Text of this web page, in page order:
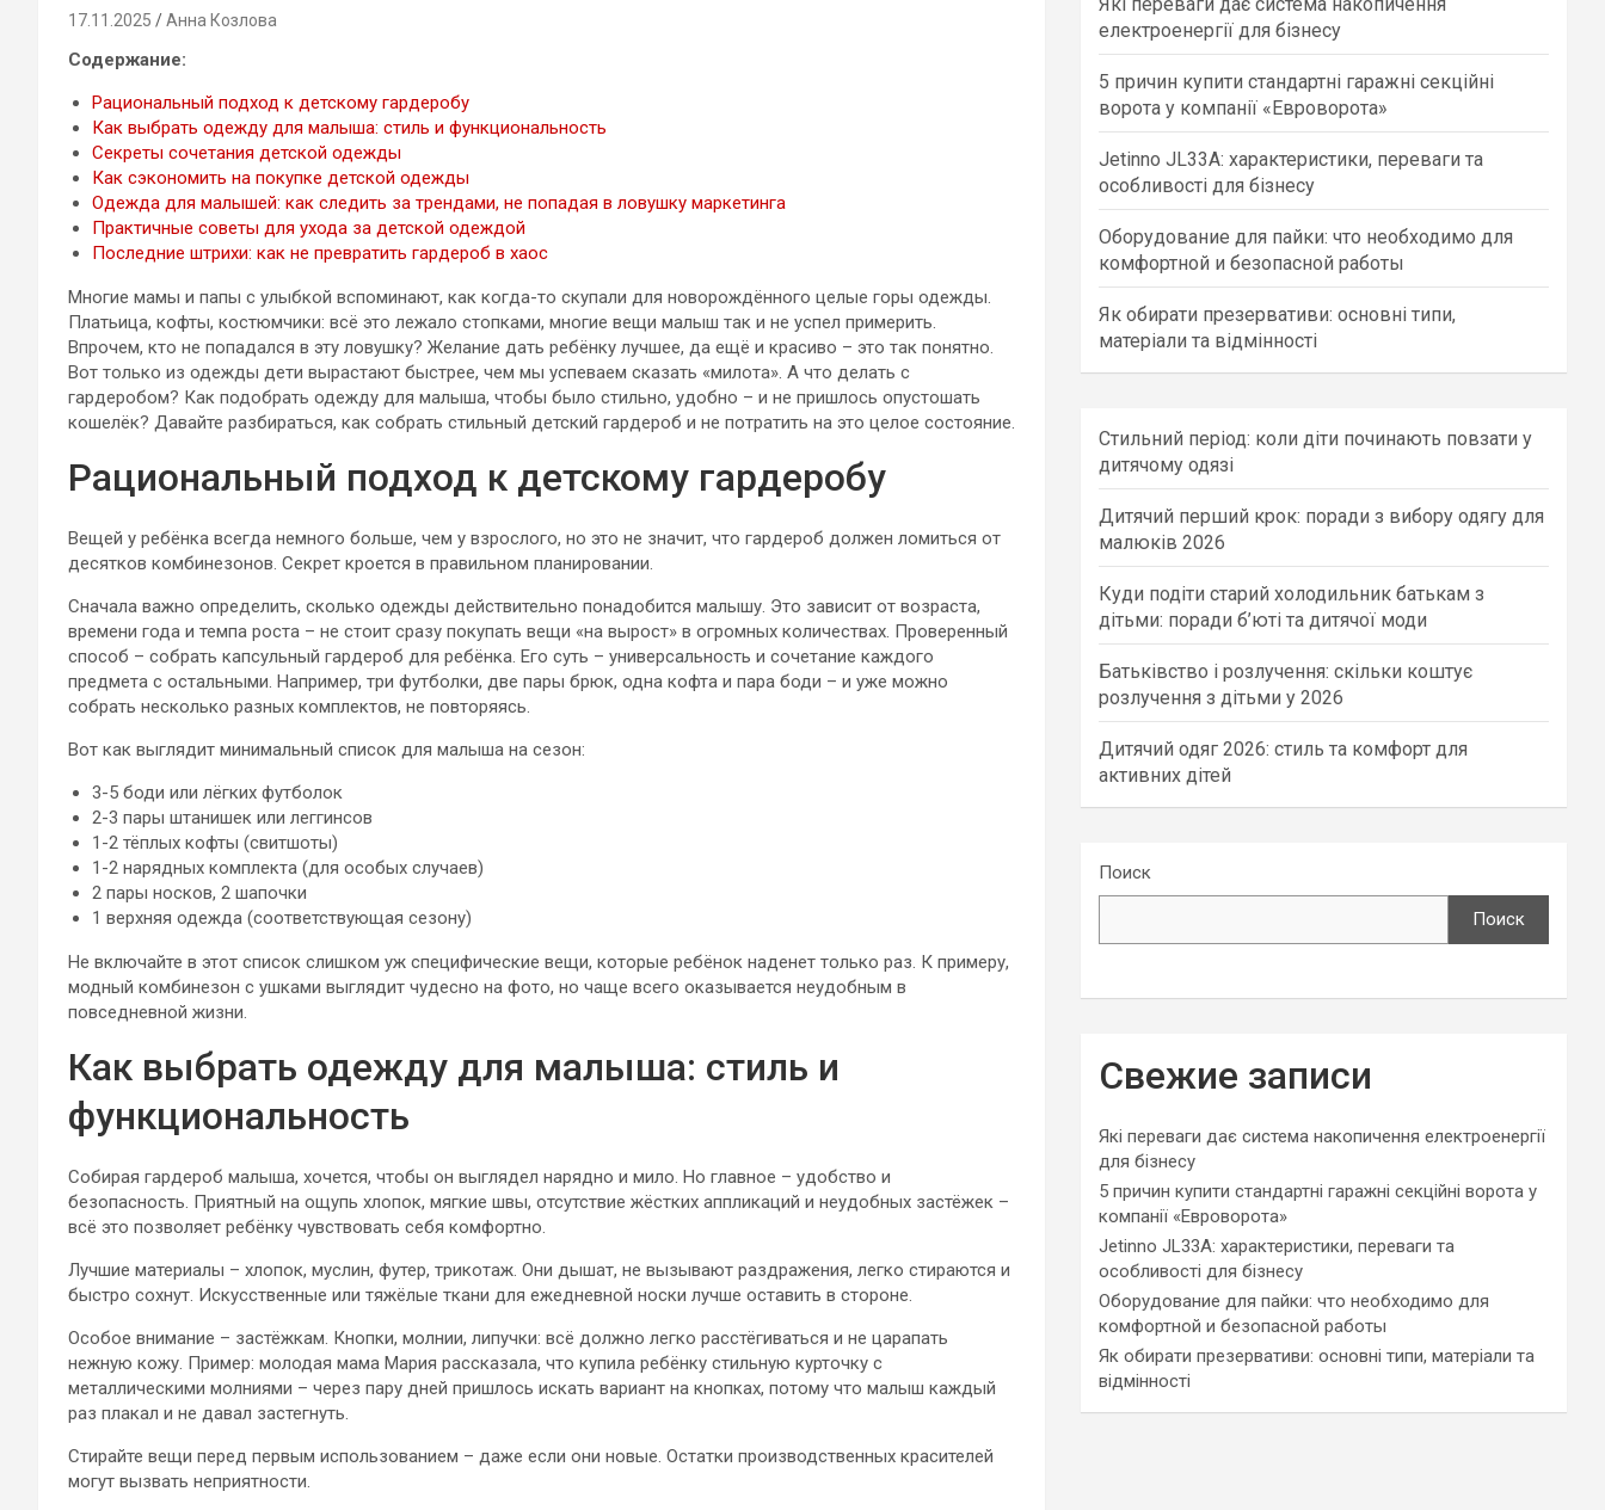
17.11.2025 Анна Козлова
Содержание:
Рациональный подход к детскому гардеробу
Как выбрать одежду для малыша: стиль и функциональность
Секреты сочетания детской одежды
Как сэкономить на покупке детской одежды
Одежда для малышей: как следить за трендами, не попадая в ловушку маркетинга
Практичные советы для ухода за детской одеждой
Последние штрихи: как не превратить гардероб в хаос
Многие мамы и папы с улыбкой вспоминают, как когда-то скупали для новорождённого целые горы одежды.
Платьица, кофты, костюмчики: всё это лежало стопками, многие вещи малыш так и не успел примерить.
Впрочем, кто не попадался в эту ловушку? Желание дать ребёнку лучшее, да ещё и красиво – это так понятно.
Вот только из одежды дети вырастают быстрее, чем мы успеваем сказать «милота». А что делать с
гардеробом? Как подобрать одежду для малыша, чтобы было стильно, удобно – и не пришлось опустошать
кошелёк? Давайте разбираться, как собрать стильный детский гардероб и не потратить на это целое состояние.
Рациональный подход к детскому гардеробу
Вещей у ребёнка всегда немного больше, чем у взрослого, но это не значит, что гардероб должен ломиться от
десятков комбинезонов. Секрет кроется в правильном планировании.
Сначала важно определить, сколько одежды действительно понадобится малышу. Это зависит от возраста,
времени года и темпа роста – не стоит сразу покупать вещи «на вырост» в огромных количествах. Проверенный
способ – собрать капсульный гардероб для ребёнка. Его суть – универсальность и сочетание каждого
предмета с остальными. Например, три футболки, две пары брюк, одна кофта и пара боди – и уже можно
собрать несколько разных комплектов, не повторяясь.
Вот как выглядит минимальный список для малыша на сезон:
3-5 боди или лёгких футболок
2-3 пары штанишек или леггинсов
1-2 тёплых кофты (свитшоты)
1-2 нарядных комплекта (для особых случаев)
2 пары носков, 2 шапочки
1 верхняя одежда (соответствующая сезону)
Не включайте в этот список слишком уж специфические вещи, которые ребёнок наденет только раз. К примеру,
модный комбинезон с ушками выглядит чудесно на фото, но чаще всего оказывается неудобным в
повседневной жизни.
Как выбрать одежду для малыша: стиль и
функциональность
Собирая гардероб малыша, хочется, чтобы он выглядел нарядно и мило. Но главное – удобство и
безопасность. Приятный на ощупь хлопок, мягкие швы, отсутствие жёстких аппликаций и неудобных застёжек –
всё это позволяет ребёнку чувствовать себя комфортно.
Лучшие материалы – хлопок, муслин, футер, трикотаж. Они дышат, не вызывают раздражения, легко стираются и
быстро сохнут. Искусственные или тяжёлые ткани для ежедневной носки лучше оставить в стороне.
Особое внимание – застёжкам. Кнопки, молнии, липучки: всё должно легко расстёгиваться и не царапать
нежную кожу. Пример: молодая мама Мария рассказала, что купила ребёнку стильную курточку с
металлическими молниями – через пару дней пришлось искать вариант на кнопках, потому что малыш каждый
раз плакал и не давал застегнуть.
Стирайте вещи перед первым использованием – даже если они новые. Остатки производственных красителей
могут вызвать неприятности.
h
електроенергії для бізнесу
5 причин купити стандартні гаражні секційні
ворота у компанії «Евроворота»
Jetinno JL33A: характеристики, переваги та
особливості для бізнесу
Оборудование для пайки: что необходимо для
комфортной и безопасной работы
Як обирати презервативи: основні типи,
матеріали та відмінності
Стильний період: коли діти починають повзати у
дитячому одязі
Дитячий перший крок: поради з вибору одягу для
малюків 2026
Куди подіти старий холодильник батькам з
дітьми: поради б’юті та дитячої моди
Батьківство і розлучення: скільки коштує
розлучення з дітьми у 2026
Дитячий одяг 2026: стиль та комфорт для
активних дітей
Поиск
Поиск
Свежие записи
Які переваги дає система накопичення електроенергії
для бізнесу
5 причин купити стандартні гаражні секційні ворота у
компанії «Евроворота»
Jetinno JL33A: характеристики, переваги та
особливості для бізнесу
Оборудование для пайки: что необходимо для
комфортной и безопасной работы
Як обирати презервативи: основні типи, матеріали та
відмінності